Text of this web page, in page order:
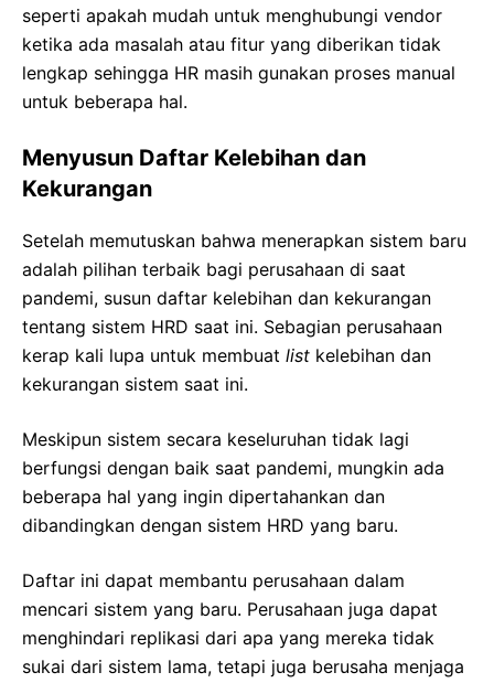
seperti apakah mudah untuk menghubungi vendor
ketika ada masalah atau fitur yang diberikan tidak
lengkap sehingga HR masih gunakan proses manual
untuk beberapa hal.
Menyusun Daftar Kelebihan dan
Kekurangan
Setelah memutuskan bahwa menerapkan sistem baru
adalah pilihan terbaik bagi perusahaan di saat
pandemi, susun daftar kelebihan dan kekurangan
tentang sistem HRD saat ini. Sebagian perusahaan
kerap kali lupa untuk membuat list kelebihan dan
kekurangan sistem saat ini.
Meskipun sistem secara keseluruhan tidak lagi
berfungsi dengan baik saat pandemi, mungkin ada
beberapa hal yang ingin dipertahankan dan
dibandingkan dengan sistem HRD yang baru.
Daftar ini dapat membantu perusahaan dalam
mencari sistem yang baru. Perusahaan juga dapat
menghindari replikasi dari apa yang mereka tidak
sukai dari sistem lama, tetapi juga berusaha menjaga